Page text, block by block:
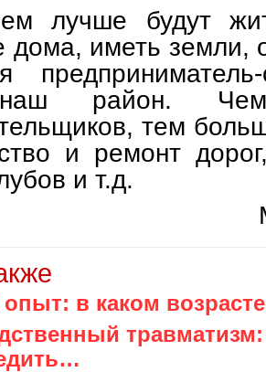
лучше будут
дома, иметь земли,
наш район.
тем
и ремонт
и т.д.
в каком